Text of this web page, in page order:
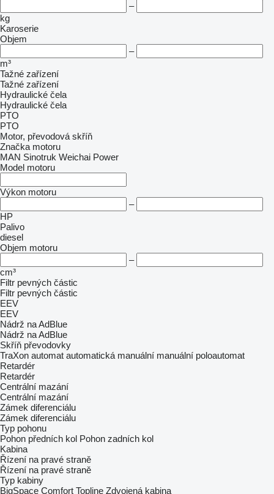
–
kg
Karoserie
Objem
–
m³
Tažné zařízení
Tažné zařízení
Hydraulické čela
Hydraulické čela
PTO
PTO
Motor, převodová skříň
Značka motoru
MAN Sinotruk Weichai Power
Model motoru
Výkon motoru
–
HP
Palivo
diesel
Objem motoru
–
cm³
Filtr pevných částic
Filtr pevných částic
EEV
EEV
Nádrž na AdBlue
Nádrž na AdBlue
Skříň převodovky
TraXon automat automatická manuální manuální poloautomat
Retardér
Retardér
Centrální mazání
Centrální mazání
Zámek diferenciálu
Zámek diferenciálu
Typ pohonu
Pohon předních kol Pohon zadních kol
Kabina
Řízení na pravé straně
Řízení na pravé straně
Typ kabiny
BigSpace Comfort Topline Zdvojená kabina